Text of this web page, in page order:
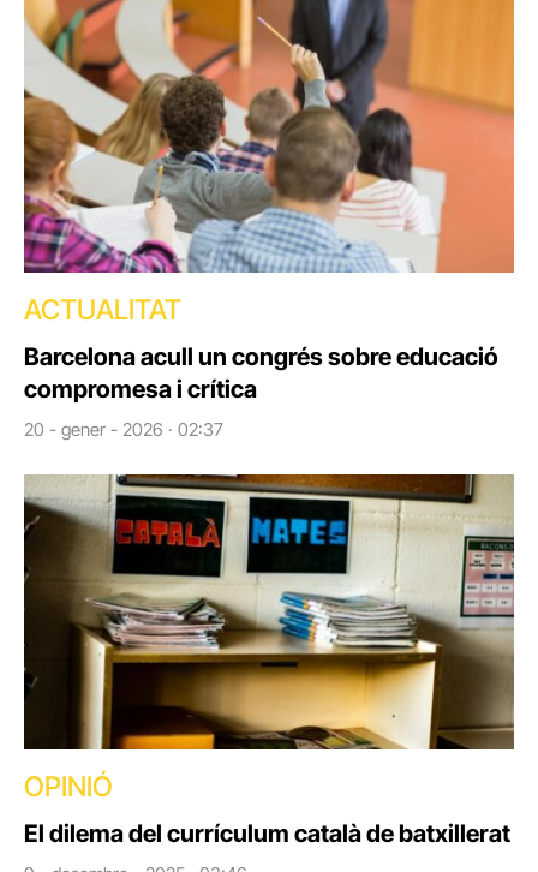
ACTUALITAT
Barcelona acull un congrés sobre educació
compromesa i crítica
20 - gener - 2026 · 02:37
OPINIÓ
El dilema del currículum català de batxillerat